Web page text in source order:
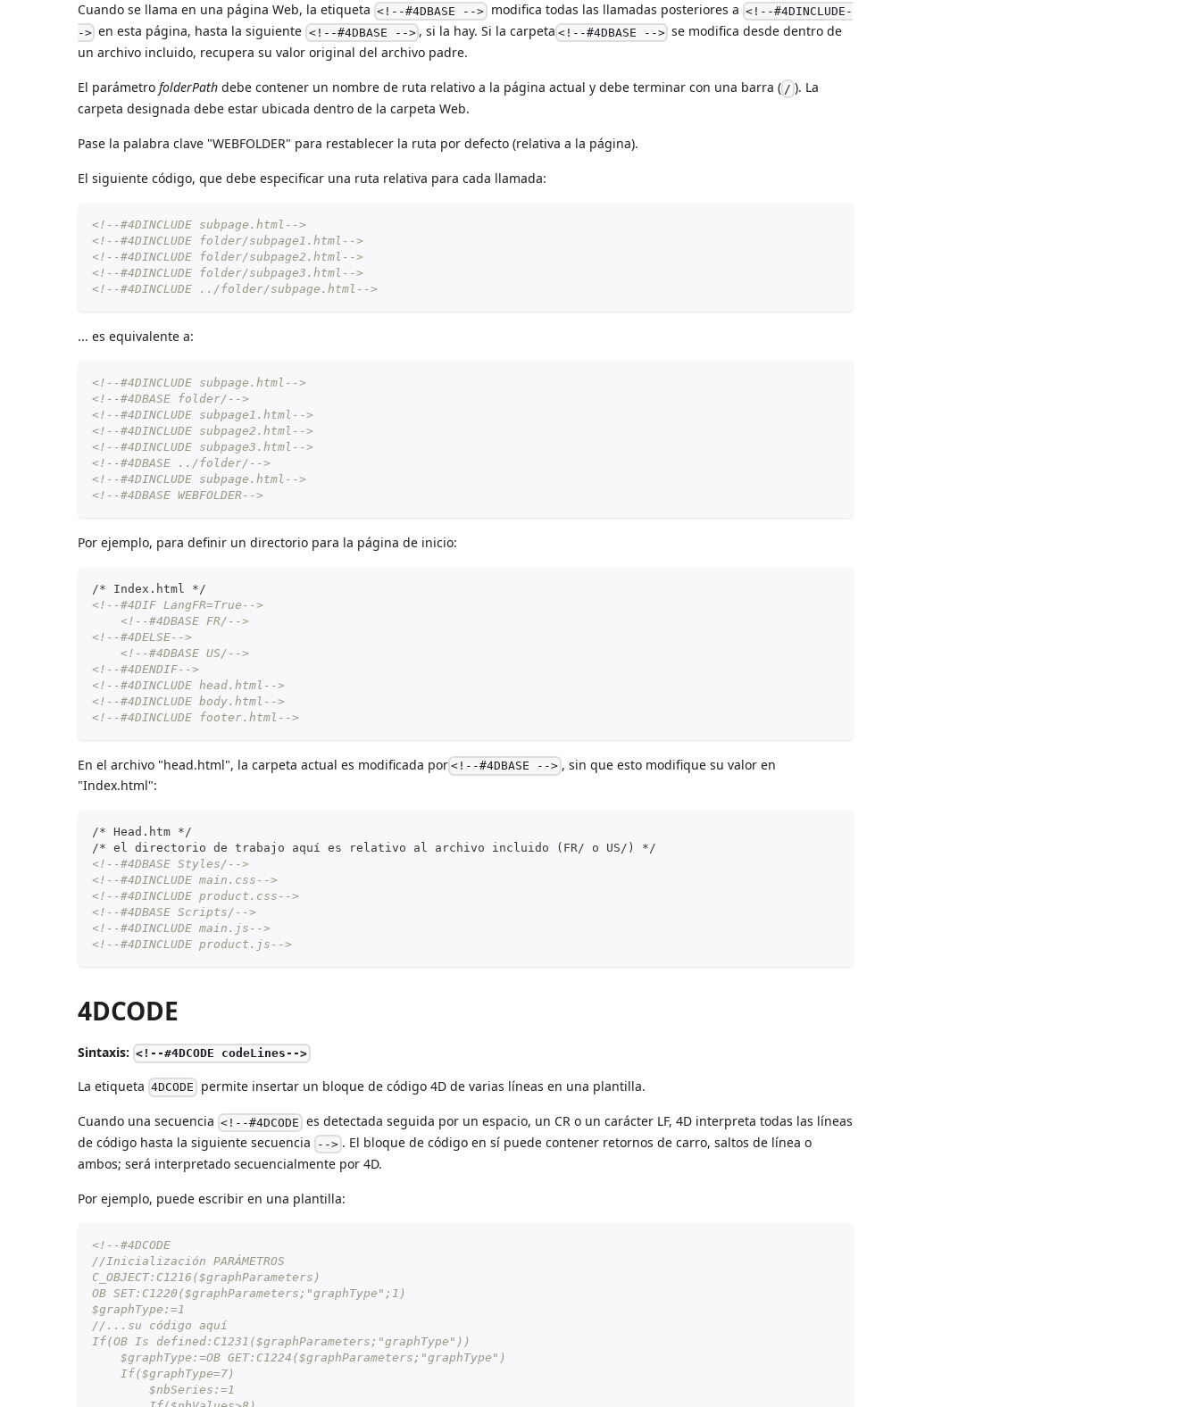
Cuando se llama en una página Web, la etiqueta <!--#4DBASE --> modifica todas las llamadas posteriores a <!--#4DINCLUDE-
-> en esta página, hasta la siguiente <!--#4DBASE --> , si la hay. Si la carpeta <!--#4DBASE --> se modifica desde dentro de
un archivo incluido, recupera su valor original del archivo padre.
El parámetrofolderPath debe contener un nombre de ruta relativo a la página actual y debe terminar con una barra ( / ). La
carpeta designada debe estar ubicada dentro de la carpeta Web.
Pase la palabra clave "WEBFOLDER" para restablecer la ruta por defecto (relativa a la página).
El siguiente código, que debe especificar una ruta relativa para cada llamada:
<!--#4DINCLUDE subpage.html-->
<!--#4DINCLUDE folder/subpage1.html-->
<!--#4DINCLUDE folder/subpage2.html-->
<!--#4DINCLUDE folder/subpage3.html-->
<!--#4DINCLUDE ../folder/subpage.html-->
... es equivalente a:
<!--#4DINCLUDE subpage.html-->
<!--#4DBASE folder/-->
<!--#4DINCLUDE subpage1.html-->
<!--#4DINCLUDE subpage2.html-->
<!--#4DINCLUDE subpage3.html-->
<!--#4DBASE ../folder/-->
<!--#4DINCLUDE subpage.html-->
<!--#4DBASE WEBFOLDER-->
Por ejemplo, para definir un directorio para la página de inicio:
/* Index.html */
<!--#4DIF LangFR=True-->
<!--#4DBASE FR/-->
<!--#4DELSE-->
<!--#4DBASE US/-->
<!--#4DENDIF-->
<!--#4DINCLUDE head.html-->
<!--#4DINCLUDE body.html-->
<!--#4DINCLUDE footer.html-->
En el archivo "head.html", la carpeta actual es modificada por <!--#4DBASE --> , sin que esto modifique su valor en
"Index.html":
/* Head.htm */
/* el directorio de trabajo aquí es relativo al archivo incluido (FR/ o US/) */
<!--#4DBASE Styles/-->
<!--#4DINCLUDE main.css-->
<!--#4DINCLUDE product.css-->
<!--#4DBASE Scripts/-->
<!--#4DINCLUDE main.js-->
<!--#4DINCLUDE product.js-->
4DCODE
Sintaxis: <!--#4DCODE codeLines-->
La etiqueta 4DCODE permite insertar un bloque de código 4D de varias líneas en una plantilla.
Cuando una secuencia <!--#4DCODE es detectada seguida por un espacio, un CR o un carácter LF, 4D interpreta todas las líneas
de código hasta la siguiente secuencia --> . El bloque de código en sí puede contener retornos de carro, saltos de línea o
ambos; será interpretado secuencialmente por 4D.
Por ejemplo, puede escribir en una plantilla:
<!--#4DCODE
//Inicialización PARÁMETROS
C_OBJECT:C1216($graphParameters)
OB SET:C1220($graphParameters;"graphType";1)
$graphType:=1
//...su código aquí
If(OB Is defined:C1231($graphParameters;"graphType"))
    $graphType:=OB GET:C1224($graphParameters;"graphType")
    If($graphType=7)
        $nbSeries:=1